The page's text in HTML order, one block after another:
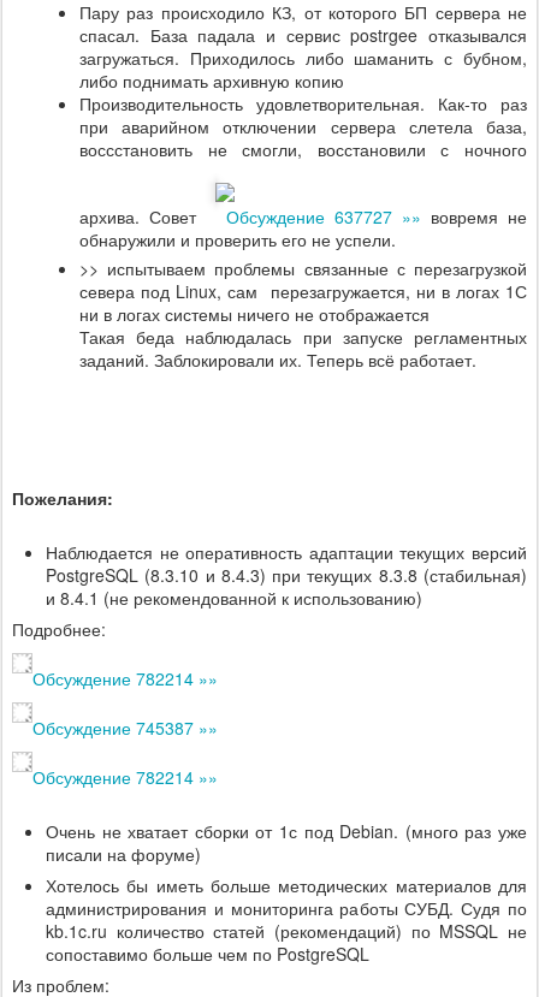
Пару раз происходило КЗ, от которого БП сервера не
спасал. База падала и сервис postrgee отказывался
загружаться. Приходилось либо шаманить с бубном,
либо поднимать архивную копию
Производительность удовлетворительная. Как-то раз
при аварийном отключении сервера слетела база,
воссстановить не смогли, восстановили с ночного
архива. Совет Обсуждение 637727 »» вовремя не
обнаружили и проверить его не успели.
>> испытываем проблемы связанные с перезагрузкой
севера под Linux, сам перезагружается, ни в логах 1С
ни в логах системы ничего не отображается
Такая беда наблюдалась при запуске регламентных
заданий. Заблокировали их. Теперь всё работает.
Пожелания:
Наблюдается не оперативность адаптации текущих версий
PostgreSQL (8.3.10 и 8.4.3) при текущих 8.3.8 (стабильная)
и 8.4.1 (не рекомендованной к использованию)
Подробнее:
Обсуждение 782214 »»
Обсуждение 745387 »»
Обсуждение 782214 »»
Очень не хватает сборки от 1с под Debian. (много раз уже
писали на форуме)
Хотелось бы иметь больше методических материалов для
администрирования и мониторинга работы СУБД. Судя по
kb.1c.ru количество статей (рекомендаций) по MSSQL не
сопоставимо больше чем по PostgreSQL
Из проблем: